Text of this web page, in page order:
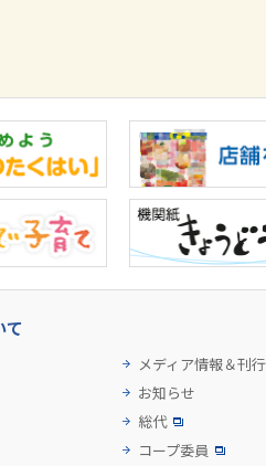
て
メディア情報＆刊
お知らせ
総代
コープ委員